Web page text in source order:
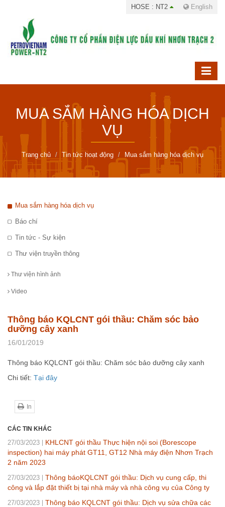
HOSE : NT2 English
MUA SẮM HÀNG HÓA DỊCH
VỤ
Trang chủ Tin tức hoạt động Mua sắm hàng hóa dịch vụ
Mua sắm hàng hóa dịch vụ
Báo chí
Tin tức - Sự kiện
Thư viện truyền thông
Thư viện hình ảnh
Video
Thông báo KQLCNT gói thầu: Chăm sóc bảo
dưỡng cây xanh
16/01/2019
Thông báo KQLCNT gói thầu: Chăm sóc bảo dưỡng cây xanh
Chi tiết: Tại đây
In
CÁC TIN KHÁC
27/03/2023
KHLCNT gói thầu Thực hiện nội soi (Borescope
inspection) hai máy phát GT11, GT12 Nhà máy điện Nhơn Trạch
2 năm 2023
27/03/2023
Thông báoKQLCNT gói thầu: Dịch vụ cung cấp, thi
công và lắp đặt thiết bị tại nhà máy và nhà công vụ của Công ty
27/03/2023
Thông báo KQLCNT gói thầu: Dịch vụ sửa chữa các